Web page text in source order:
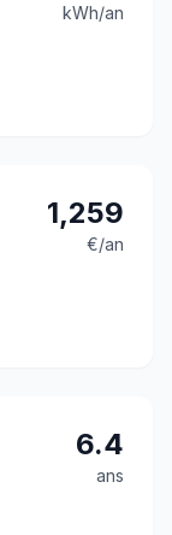
kWh/an
1,259
€/an
6.4
ans